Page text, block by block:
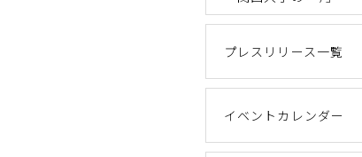
プレスリリース一覧
イベントカレンダー